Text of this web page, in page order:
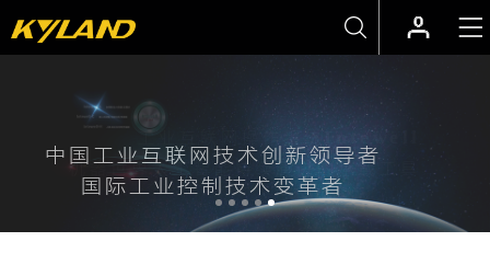
工业互联网操作系统
Intewell
机器世界人工智能持续演进的承载工具